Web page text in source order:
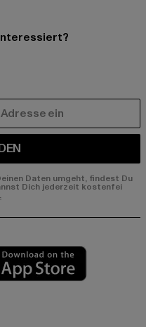
Daten umgeht, findest Du
Dich jederzeit kostenfei